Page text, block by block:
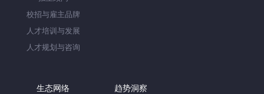
校招与雇主品牌
人才培训与发展
人才规划与咨询
生态网络 趋势洞察